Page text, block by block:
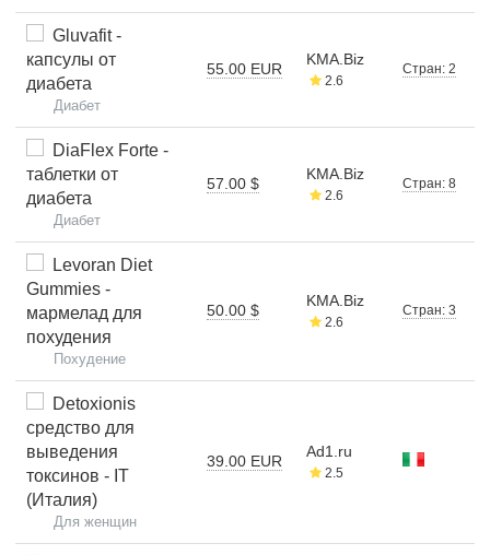
Gluvafit -
капсулы от
диабета
Диабет
55.00 EUR
KMA.Biz
2.6
Стран: 2
DiaFlex Forte -
таблетки от
диабета
Диабет
57.00 $
KMA.Biz
2.6
Стран: 8
Levoran Diet
Gummies -
мармелад для
похудения
Похудение
50.00 $
KMA.Biz
2.6
Стран: 3
Detoxionis
средство для
выведения
токсинов - IT
(Италия)
Для женщин
39.00 EUR
Ad1.ru
2.5